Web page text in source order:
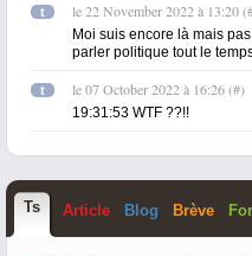
t le 22 November 2022 à 13:20(
Moi suis encore là mais
parler politique tout le
t le 07 October 2022 à 16:26(#)
19:31:53 WTF ??!!
Ts Article Blog Brève